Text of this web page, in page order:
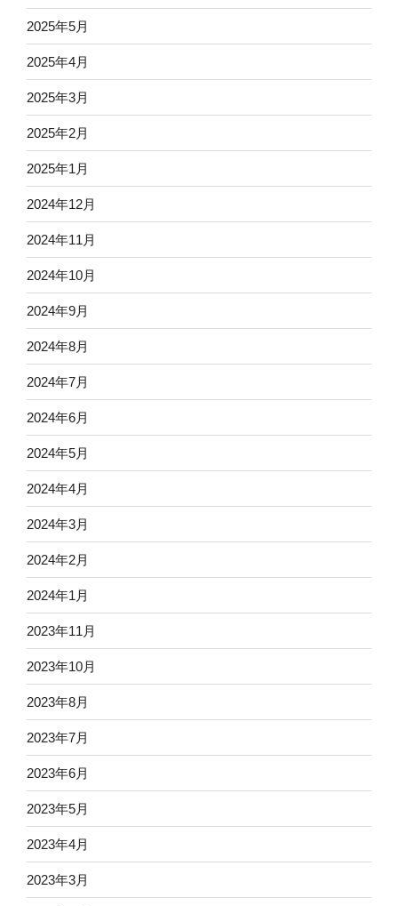
2025年5月
2025年4月
2025年3月
2025年2月
2025年1月
2024年12月
2024年11月
2024年10月
2024年9月
2024年8月
2024年7月
2024年6月
2024年5月
2024年4月
2024年3月
2024年2月
2024年1月
2023年11月
2023年10月
2023年8月
2023年7月
2023年6月
2023年5月
2023年4月
2023年3月